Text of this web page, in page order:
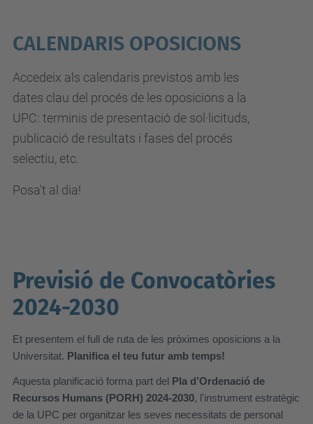
CALENDARIS OPOSICIONS
Accedeix als calendaris previstos amb les
dates clau del procés de les oposicions a la
UPC: terminis de presentació de sol·licituds,
publicació de resultats i fases del procés
selectiu, etc.
Posa't al dia!
Previsió de Convocatòries
2024-2030
Et presentem el full de ruta de les pròximes oposicions a la
Universitat. Planifica el teu futur amb temps!
Aquesta planificació forma part del Pla d’Ordenació de
Recursos Humans (PORH) 2024-2030, l'instrument estratègic
de la UPC per organitzar les seves necessitats de personal